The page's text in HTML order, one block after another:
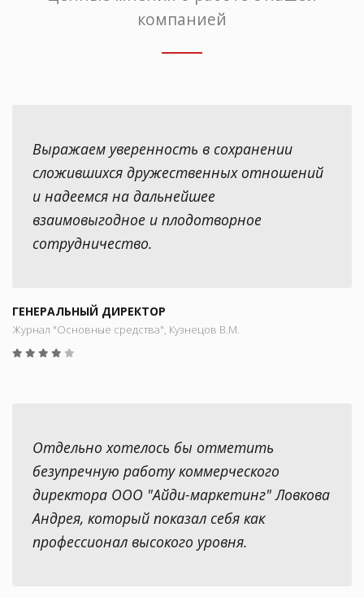
компанией
Выражаем уверенность в сохранении
сложившихся дружественных отношений
и надеемся на дальнейшее
взаимовыгодное и плодотворное
сотрудничество.
ГЕНЕРАЛЬНЫЙ ДИРЕКТОР
Журнал "Основные средства", Кузнецов В.М.
Отдельно хотелось бы отметить
безупречную работу коммерческого
директора ООО "Айди-маркетинг" Ловкова
Андрея, который показал себя как
профессионал высокого уровня.